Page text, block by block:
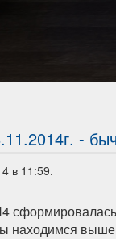
-
в 11:59.
находимся